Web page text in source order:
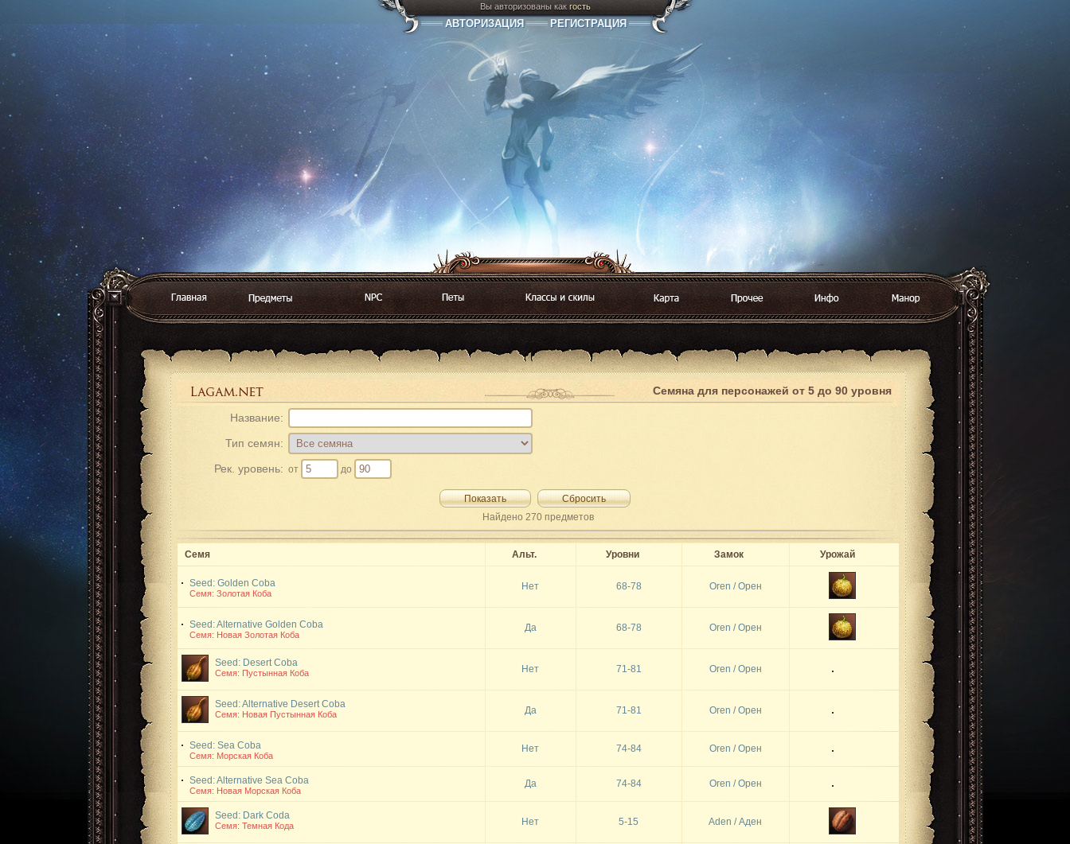
Вы авторизованы как гость
АВТОРИЗАЦИЯ РЕГИСТРАЦИЯ
Семяна для персонажей от 5 до 90 уровня
Название:
Тип семян:
Рек. уровень: от до
Показать
Сбросить
Найдено 270предметов
Семя Альт. Уровни Замок Урожай
Seed: Golden Coba
Семя: Золотая Коба
Нет 68-78 Oren / Орен
Seed: Alternative Golden Coba
Семя: Новая Золотая Коба
Да 68-78 Oren / Орен
Seed: Desert Coba
Семя: Пустынная Коба Нет 71-81 Oren / Орен
Seed: Alternative Desert Coba
Семя: Новая Пустынная Коба Да 71-81 Oren / Орен
Seed: Sea Coba
Семя: Морская Коба
Нет 74-84 Oren / Орен
Seed: Alternative Sea Coba
Семя: Новая Морская Коба
Да 74-84 Oren / Орен
Seed: Dark Coda
Семя: Темная Кода Нет 5-15 Aden / Аден